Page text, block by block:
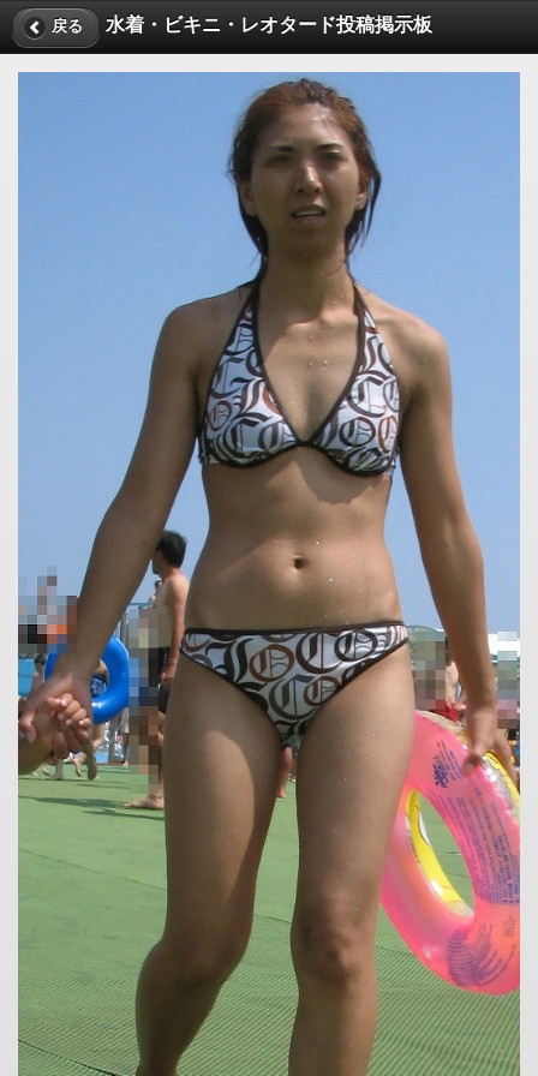
戻る 水着・ビキニ・レオタード投稿掲示板